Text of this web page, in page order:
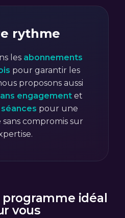
rythme
les abonnements
pour garantir les
proposons aussi
engagement et
pour une
compromis sur
idéal
vous